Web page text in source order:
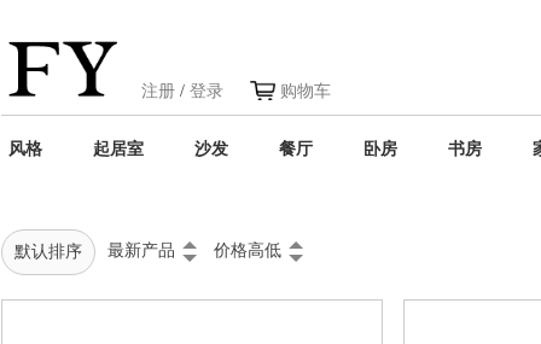
注册 / 登录 购物车
风格 起居室 沙发 餐厅 卧房 书房
默认排序 最新产品 价格高低